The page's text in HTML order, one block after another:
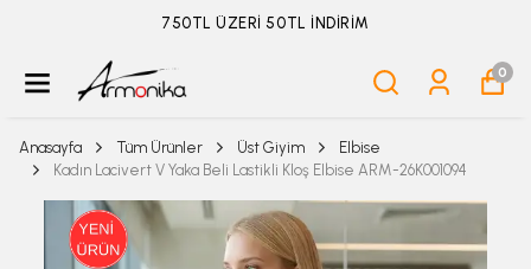
ÜYELİKSİZ SİPARİŞ İADE TALEBİ İÇİN TIKLA
0
Anasayfa Tüm Ürünler Üst Giyim
Elbise
Kadın Lacivert V Yaka Beli Lastikli Kloş Elbise ARM-26K001094